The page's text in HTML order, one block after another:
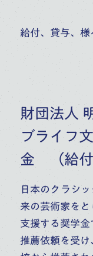
給付、貸与、様
財団法人
ブライフ
金 （給付
日本のクラシ
来の芸術家を
支援する奨学金
推薦依頼を受